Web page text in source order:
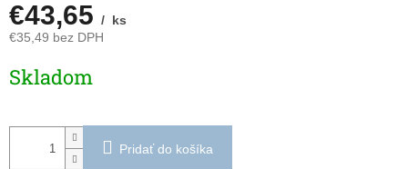
€43,65 / ks
€35,49 bez DPH
cena:
Skladom
Pridať do košíka